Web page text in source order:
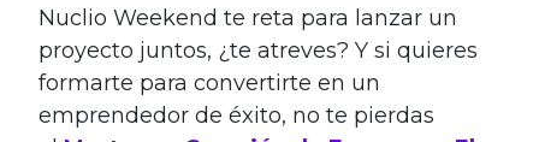
Nuclio Weekend te reta para lanzar un
proyecto juntos, ¿te atreves? Y si quieres
formarte para convertirte en un
emprendedor de éxito, no te pierdas